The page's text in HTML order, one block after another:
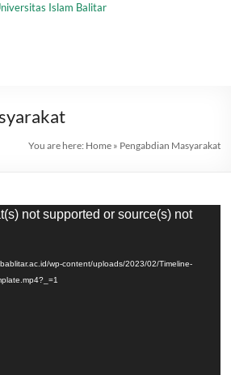
Islam Balitar
You are here: Home» Pengabdian Masyarakat
not supported or source(s) not
wp-content/uploads/2023/02/Timeline-